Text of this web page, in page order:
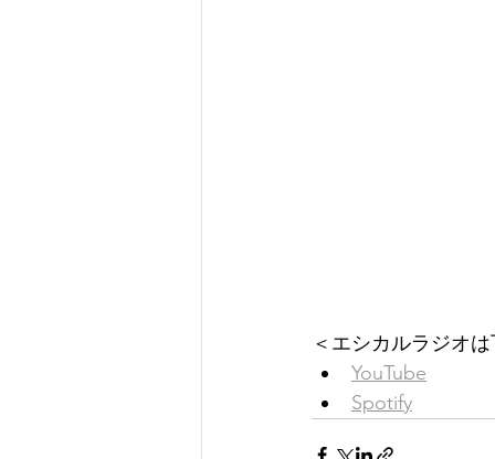
＜エシカルラジオ
YouTube
Spotify